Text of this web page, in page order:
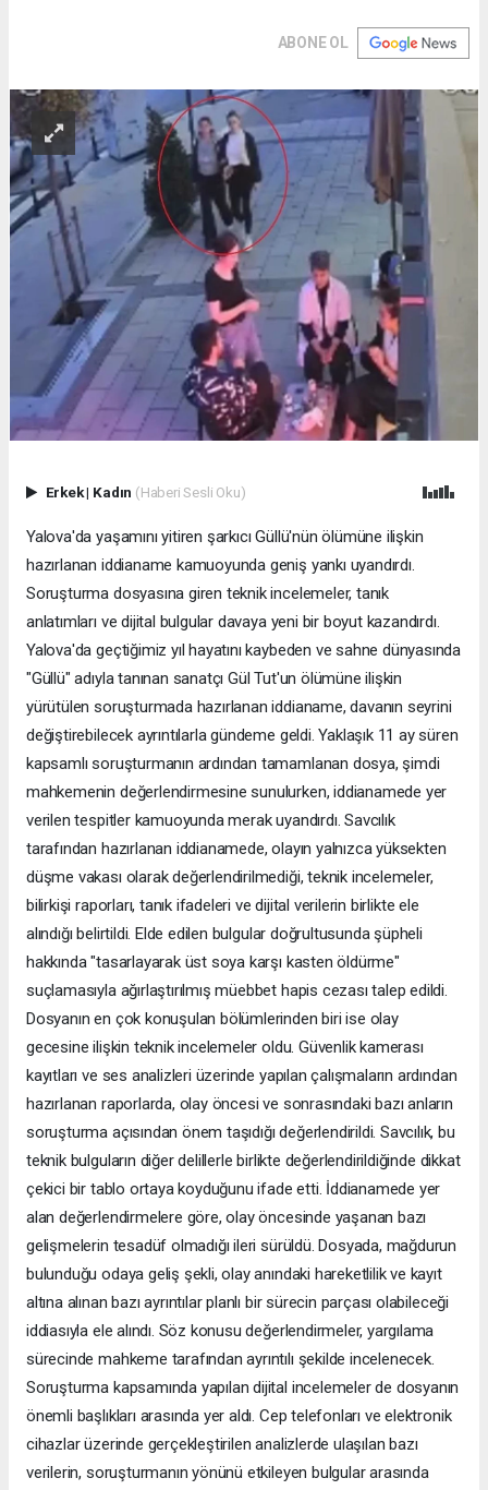
ABONE OL
Erkek| Kadın (Haberi Sesli Oku)
Yalova'da yaşamını yitiren şarkıcı Güllü'nün ölümüne ilişkin
hazırlanan iddianame kamuoyunda geniş yankı uyandırdı.
Soruşturma dosyasına giren teknik incelemeler, tanık
anlatımları ve dijital bulgular davaya yeni bir boyut kazandırdı.
Yalova'da geçtiğimiz yıl hayatını kaybeden ve sahne dünyasında
"Güllü" adıyla tanınan sanatçı Gül Tut'un ölümüne ilişkin
yürütülen soruşturmada hazırlanan iddianame, davanın seyrini
değiştirebilecek ayrıntılarla gündeme geldi. Yaklaşık 11 ay süren
kapsamlı soruşturmanın ardından tamamlanan dosya, şimdi
mahkemenin değerlendirmesine sunulurken, iddianamede yer
verilen tespitler kamuoyunda merak uyandırdı. Savcılık
tarafından hazırlanan iddianamede, olayın yalnızca yüksekten
düşme vakası olarak değerlendirilmediği, teknik incelemeler,
bilirkişi raporları, tanık ifadeleri ve dijital verilerin birlikte ele
alındığı belirtildi. Elde edilen bulgular doğrultusunda şüpheli
hakkında "tasarlayarak üst soya karşı kasten öldürme"
suçlamasıyla ağırlaştırılmış müebbet hapis cezası talep edildi.
Dosyanın en çok konuşulan bölümlerinden biri ise olay
gecesine ilişkin teknik incelemeler oldu. Güvenlik kamerası
kayıtları ve ses analizleri üzerinde yapılan çalışmaların ardından
hazırlanan raporlarda, olay öncesi ve sonrasındaki bazı anların
soruşturma açısından önem taşıdığı değerlendirildi. Savcılık, bu
teknik bulguların diğer delillerle birlikte değerlendirildiğinde dikkat
çekici bir tablo ortaya koyduğunu ifade etti. İddianamede yer
alan değerlendirmelere göre, olay öncesinde yaşanan bazı
gelişmelerin tesadüf olmadığı ileri sürüldü. Dosyada, mağdurun
bulunduğu odaya geliş şekli, olay anındaki hareketlilik ve kayıt
altına alınan bazı ayrıntılar planlı bir sürecin parçası olabileceği
iddiasıyla ele alındı. Söz konusu değerlendirmeler, yargılama
sürecinde mahkeme tarafından ayrıntılı şekilde incelenecek.
Soruşturma kapsamında yapılan dijital incelemeler de dosyanın
önemli başlıkları arasında yer aldı. Cep telefonları ve elektronik
cihazlar üzerinde gerçekleştirilen analizlerde ulaşılan bazı
verilerin, soruşturmanın yönünü etkileyen bulgular arasında